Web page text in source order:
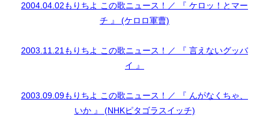
2004.04.02もりちよ この歌ニュース！／ 『 ケロッ！とマー
チ 』 (ケロロ軍曹)
2003.11.21もりちよ この歌ニュース！／ 『 言えないグッバ
イ 』
2003.09.09もりちよ この歌ニュース！／ 『 んがなくちゃ、
いか 』 (NHKピタゴラスイッチ)